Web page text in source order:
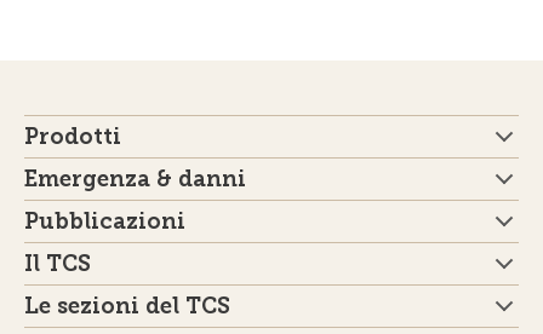
Prodotti
Emergenza & danni
Pubblicazioni
Il TCS
Le sezioni del TCS